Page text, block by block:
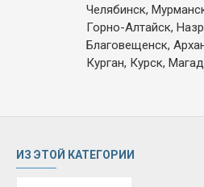
Челябинск,
Горно-Алтайск,
Благовещенск,
Курган, Курск,
ИЗ ЭТОЙ КАТЕГОРИИ